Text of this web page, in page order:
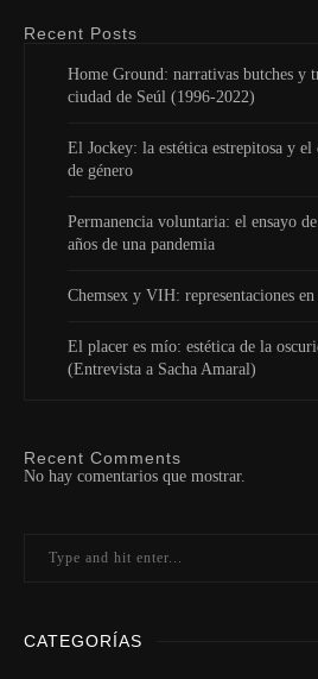
Recent Posts
Home Ground: narrativas butches y
ciudad de Seúl (1996-2022)
El Jockey: la estética estrepitosa y
de género
Permanencia voluntaria: el ensayo
años de una pandemia
Chemsex y VIH: representaciones
El placer es mío: estética de la
(Entrevista a Sacha Amaral)
Recent Comments
No hay comentarios que mostrar.
CATEGORÍAS